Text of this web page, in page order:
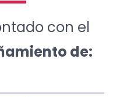
con el
de: